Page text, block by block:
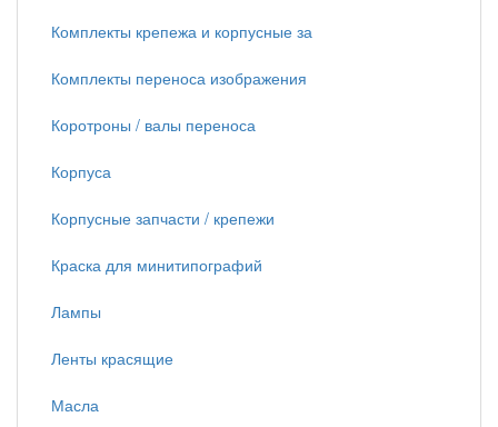
Комплекты крепежа и корпусные за
Комплекты переноса изображения
Коротроны / валы переноса
Корпуса
Корпусные запчасти / крепежи
Краска для минитипографий
Лампы
Ленты красящие
Масла